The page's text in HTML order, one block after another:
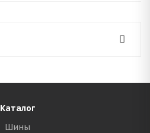
Каталог
Шины